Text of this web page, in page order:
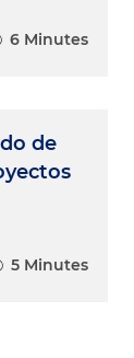
6 Minutes
de
5 Minutes